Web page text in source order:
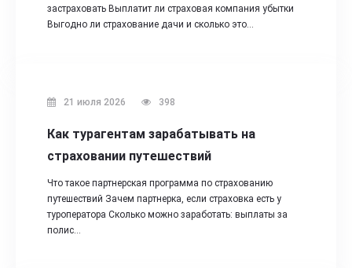
застраховать Выплатит ли страховая компания убытки
Выгодно ли страхование дачи и сколько это…
21 июля 2026 398
Как турагентам зарабатывать на
страховании путешествий
Что такое партнерская программа по страхованию
путешествий Зачем партнерка, если страховка есть у
туроператора Сколько можно заработать: выплаты за
полис…